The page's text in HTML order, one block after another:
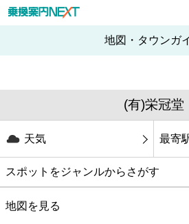
地図・タウンガ
(有)栄冠堂
天気 最寄
スポットをジャンルからさがす
グルメ
地図を見る